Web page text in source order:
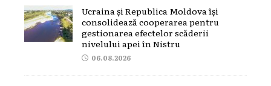
Ucraina și Republica Moldova își
consolidează cooperarea pentru
gestionarea efectelor scăderii
nivelului apei în Nistru
06.08.2026